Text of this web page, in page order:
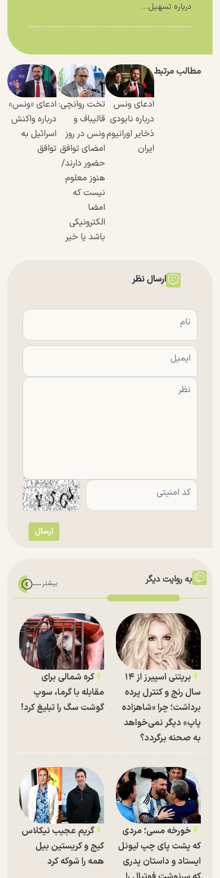
درباره تسهیل...
مطالب مرتبط
ادعای ونس
درباره نابودی
ذخایر اورانیوم
ایران
تخت روانچی:
قالیباف و
ونس در روز
امضای توافق
حضور دارند/
هنوز معلوم
نیست که
امضا
الکترونیکی
باشد یا خیر
ادعای «ونس»
درباره واکنش
اسرائیل به
توافق
ارسال نظر
به روایت دیگر
بریتنی اسپیرز از ۱۴
سال رنج و کنترل پرده
برداشت؛ چرا «شاهزاده
پاپ» دیگر نمی‌خواهد
به صحنه برگردد؟
کره شمالی برای
مقابله با گرما، سوپ
گوشت سگ را تبلیغ کرد!
خورخه مسی؛ مردی
که پشت پای چپ لیونل
ایستاد و داستان پدری
گریم عجیب نیکلاس
کیج و کریستین بیل
همه را شوکه کرد